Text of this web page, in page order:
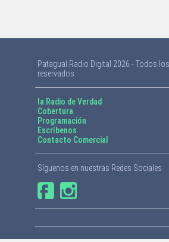
Patagual Radio Digital 2026 - Todos
reservados
la Radio de Verdad
Cobertura
Programación
Escríbenos
Contacto Comercial
Síguenos en nuestras Redes Sociales